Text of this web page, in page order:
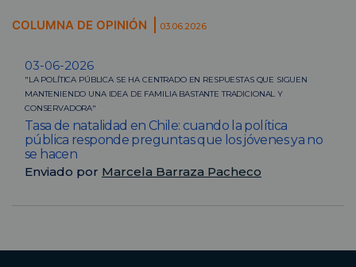
COLUMNA DE OPINIÓN 03.06.2026
03-06-2026
"LA POLÍTICA PÚBLICA SE HA CENTRADO EN RESPUESTAS QUE SIGUEN
MANTENIENDO UNA IDEA DE FAMILIA BASTANTE TRADICIONAL Y
CONSERVADORA"
Tasa de natalidad en Chile: cuando la política
pública responde preguntas que los jóvenes ya no
se hacen
Enviado por Marcela Barraza Pacheco